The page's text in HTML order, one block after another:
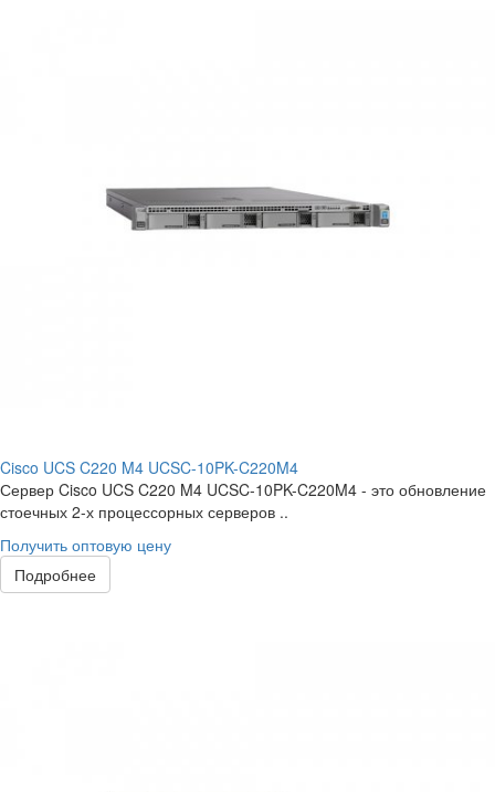
Cisco UCS C220 M4 UCSC-10PK-C220M4
Сервер Cisco UCS C220 M4 UCSC-10PK-C220M4 - это обновление
стоечных 2-х процессорных серверов ..
Получить оптовую цену
Подробнее